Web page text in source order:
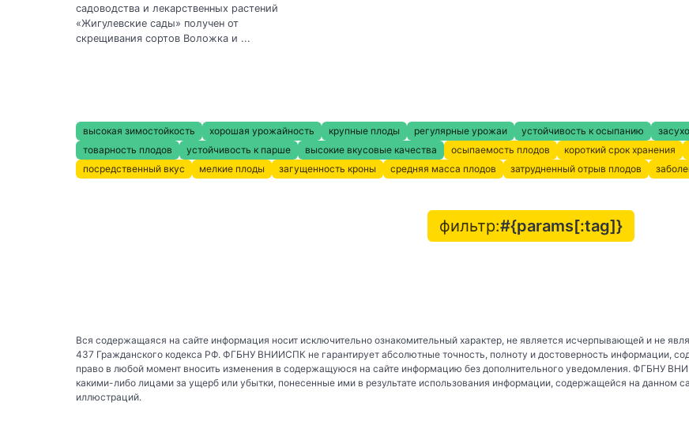
садоводства и лекарственных растений
«Жигулевские сады» получен от
скрещивания сортов Воложка и ...
высокая зимостойкость хорошая урожайность крупные плоды регулярные урожаи устойчивость к осыпанию
товарность плодов
устойчивость к парше высокие вкусовые качества осыпаемость плодов короткий срок хранения
посредственный вкус
мелкие плоды загущенность кроны средняя масса плодов затрудненный отрыв плодов
фильтр:#{params[:tag]}
Вся содержащаяся на сайте информация носит исключительно ознакомительный характер, не является исчерпывающей и не
437 Гражданского кодекса РФ. ФГБНУ ВНИИСПК не гарантирует абсолютные точность, полноту и достоверность информации,
право в любой момент вносить изменения в содержащуюся на сайте информацию без дополнительного уведомления. ФГБНУ
какими-либо лицами за ущерб или убытки, понесенные ими в результате использования информации, содержащейся на данном
иллюстраций.